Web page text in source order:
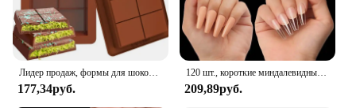
Лидер продаж, формы для шоколада, 2 упаковки, большие и толстые силиконовые формы для шоколадных батончиков, большая форма для шоколадных конфет
177,34руб.
120 шт., короткие миндалевидные овальные накладные кончики ногтей, система расширения, скульптурный гель для ногтей с полным покрытием, французские балерины, капсулы, накладные советы
209,89руб.